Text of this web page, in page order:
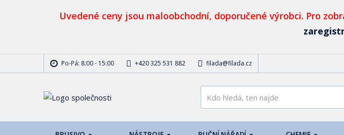
Uvedené ceny jsou maloobchodní, doporučené výrobci. Pro
Po-Pá: 8:00 - 15:00 +420 325 531 882 filada@filada.cz